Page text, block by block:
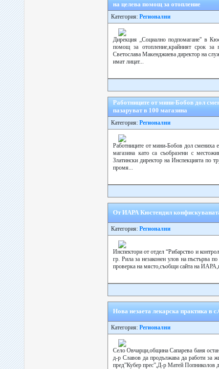
на целева помощ за отопление
Категория: Регионални
Дирекция „Социално подпомагане" в
помощ за отопление,крайният срок
Светослава Макенджиева директор на
имат лицат...
Работниците от мини-Бобов дол
пазаруват в 100 магазина
Категория: Регионални
Работниците от мини-Бобов дол смениха
магазина като са съобразени с
Златински директор на Инспекцията по
промя...
От ИАРА Кюстендил
Категория: Регионални
Инспектори от отдел “Рибарство и
гр. Рила за незаконен улов на пъстърва
проверка на място,съобщи сайта на
Нова незаета лекарска практика в
Категория: Регионални
Село Овчарци,община Сапарева баня
д-р Славов да продължава да работи за
пред”Кубер прес”,Д-р Матей Попниколов